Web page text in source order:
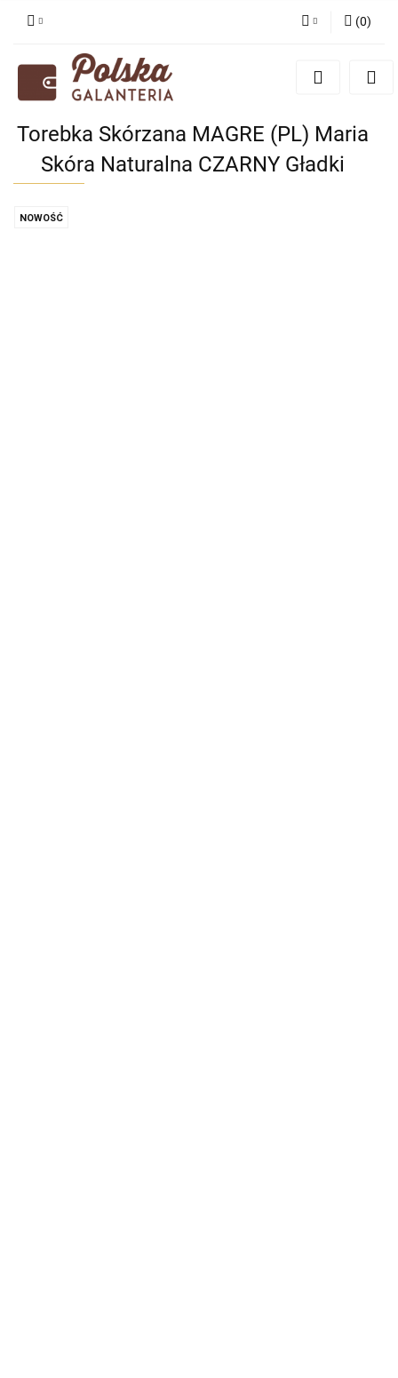
Zaloguj się
Zgody cookies
(0)
Torebka Skórzana MAGRE (PL) Maria
Skóra Naturalna CZARNY Gładki
NOWOŚĆ